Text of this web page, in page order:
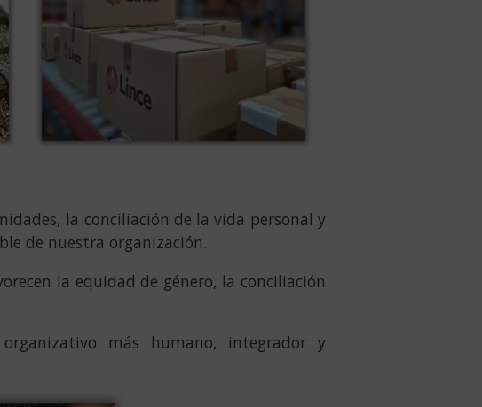
la conciliación de la vida personal y
de nuestra organización.
la equidad de género, la conciliación
más humano, integrador y